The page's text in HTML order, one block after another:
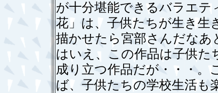
が十分堪能できるバラエテ
花」は、子供たちが生き生
描かせたら宮部さんだな
はいえ、この作品は子供た
成り立つ作品だが・・・。
ば、子供たちの学校生活も